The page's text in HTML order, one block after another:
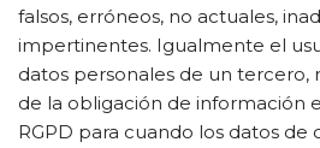
falsos, erróneos, no actuales,
impertinentes. Igualmente el
datos personales de un tercero,
de la obligación de información
RGPD para cuando los datos de